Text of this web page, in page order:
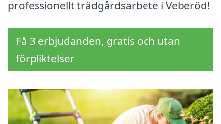
professionellt trädgårdsarbete i Veberöd!
Få 3 erbjudanden, gratis och utan
förpliktelser